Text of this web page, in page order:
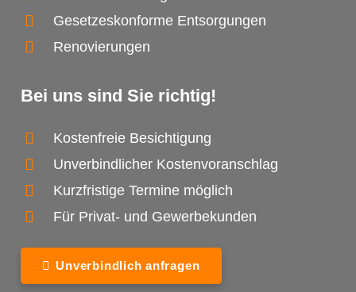
Gesetzeskonforme Entsorgungen
Renovierungen
Bei uns sind Sie richtig!
Kostenfreie Besichtigung
Unverbindlicher Kostenvoranschlag
Kurzfristige Termine möglich
Für Privat- und Gewerbekunden
Unverbindlich anfragen